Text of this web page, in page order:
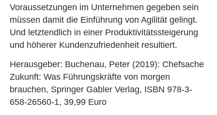
Voraussetzungen im Unternehmen gegeben sein
müssen damit die Einführung von Agilität gelingt.
Und letztendlich in einer Produktivitätssteigerung
und höherer Kundenzufriedenheit resultiert.
Herausgeber: Buchenau, Peter (2019): Chefsache
Zukunft: Was Führungskräfte von morgen
brauchen, Springer Gabler Verlag, ISBN 978-3-
658-26560-1, 39,99 Euro